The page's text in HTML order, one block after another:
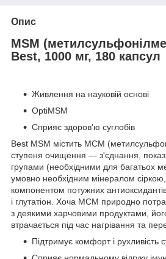
Опис
MSM
Best, 1000 мг, 180 капсул
Живлення на науковій основі
OptiMSM
Сприяє здоров'ю суглобів
Best MSM містить МСМ
ступеня очищення — з'єднання,
групами (необхідними для багатьох
умовно необхідним мінералом
компонентом потужних
і глутатіон. Хоча МСМ природно
з деякими харчовими продуктами,
втрачається під час нагрівання та
Підтримує комфорт і рухливість